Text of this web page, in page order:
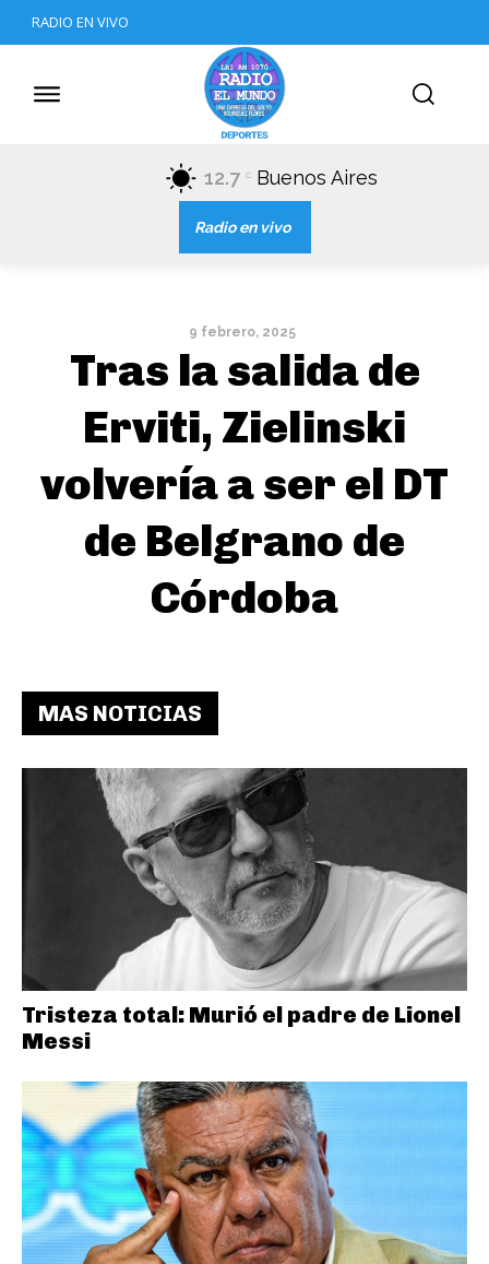
RADIO EN VIVO
12.7 C Buenos Aires
Radio en vivo
9 febrero, 2025
Tras la salida de
Erviti, Zielinski
volvería a ser el DT
de Belgrano de
Córdoba
MAS NOTICIAS
Tristeza total: Murió el padre de Lionel
Messi